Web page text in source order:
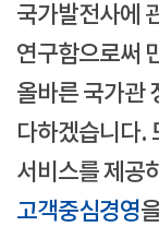
국가발전사에
연구함으로써
올바른 국가관
다하겠습니다.
서비스를 제공
고객중심경영